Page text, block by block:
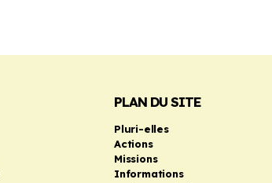
PLAN DU SITE
Pluri-elles
Actions
Missions
Informations